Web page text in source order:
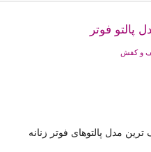
پالتو فوتر
و کفش
مدل پالتوهای فوتر زنانه